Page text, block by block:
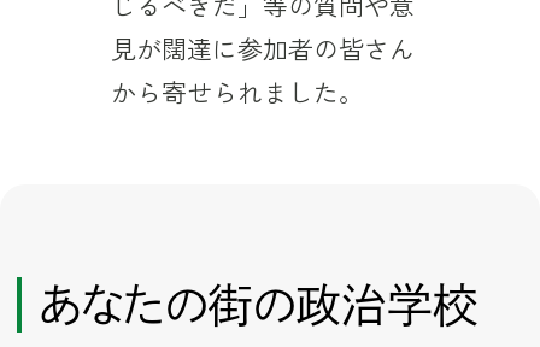
見が闊達に参加者の皆さん
から寄せられました。
あなたの街の政治学校